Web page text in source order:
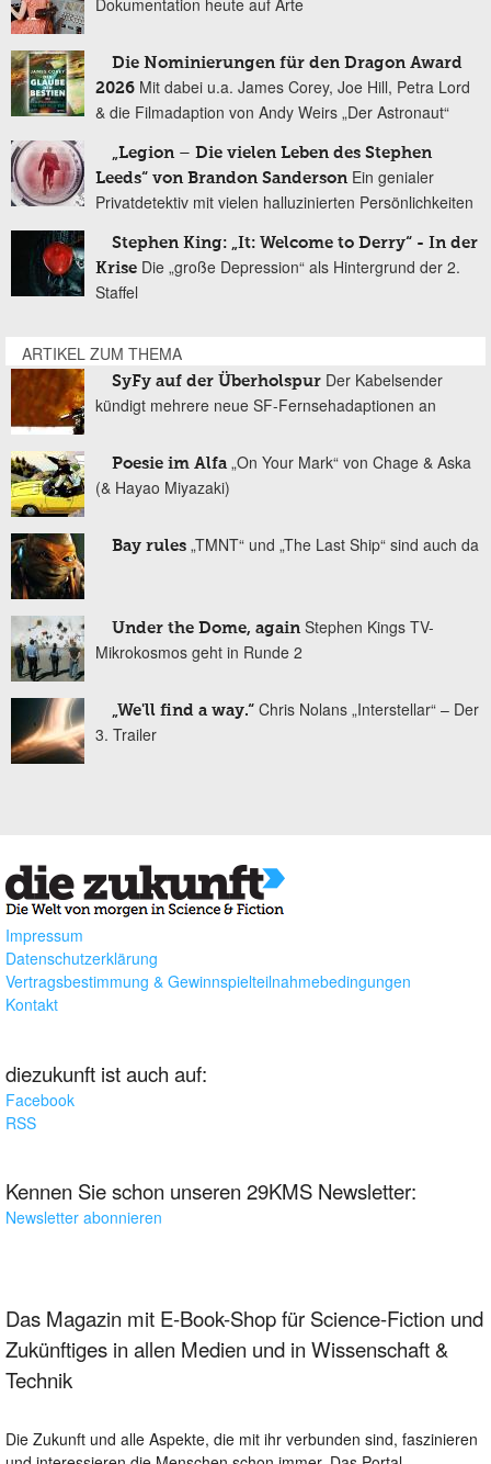
Dokumentation heute auf Arte
Die Nominierungen für den Dragon Award
2026 Mit dabei u.a. James Corey, Joe Hill, Petra Lord
& die Filmadaption von Andy Weirs „Der Astronaut“
„Legion – Die vielen Leben des Stephen
Leeds“ von Brandon Sanderson Ein genialer
Privatdetektiv mit vielen halluzinierten Persönlichkeiten
Stephen King: „It: Welcome to Derry“ - In der
Krise Die „große Depression“ als Hintergrund der 2.
Staffel
ARTIKEL ZUM THEMA
SyFy auf der Überholspur Der Kabelsender
kündigt mehrere neue SF-Fernsehadaptionen an
Poesie im Alfa „On Your Mark“ von Chage & Aska
(& Hayao Miyazaki)
Bay rules „TMNT“ und „The Last Ship“ sind auch da
Under the Dome, again Stephen Kings TV-
Mikrokosmos geht in Runde 2
„We'll find a way.“ Chris Nolans „Interstellar“ – Der
3. Trailer
Impressum
Datenschutzerklärung
Vertragsbestimmung & Gewinnspielteilnahmebedingungen
Kontakt
diezukunft ist auch auf:
Facebook
RSS
Kennen Sie schon unseren 29KMS Newsletter:
Newsletter abonnieren
Das Magazin mit E-Book-Shop für Science-Fiction und
Zukünftiges in allen Medien und in Wissenschaft &
Technik
Die Zukunft und alle Aspekte, die mit ihr verbunden sind, faszinieren